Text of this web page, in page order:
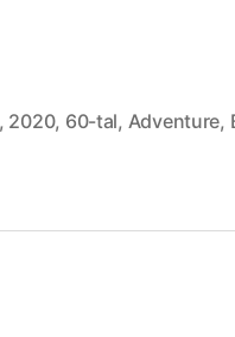
2020, 60-tal, Adventure,